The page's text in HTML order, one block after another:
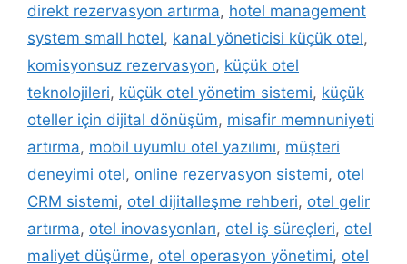
direkt rezervasyon artırma, hotel management
system small hotel, kanal yöneticisi küçük otel,
komisyonsuz rezervasyon, küçük otel
teknolojileri, küçük otel yönetim sistemi, küçük
oteller için dijital dönüşüm, misafir memnuniyeti
artırma, mobil uyumlu otel yazılımı, müşteri
deneyimi otel, online rezervasyon sistemi, otel
CRM sistemi, otel dijitalleşme rehberi, otel gelir
artırma, otel inovasyonları, otel iş süreçleri, otel
maliyet düşürme, otel operasyon yönetimi, otel